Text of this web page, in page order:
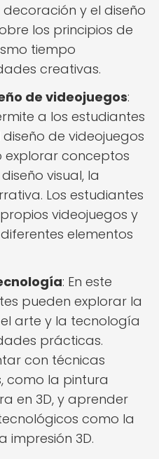
y el diseño
los principios de
tiempo
creativas.
de videojuegos:
a los estudiantes
de videojuegos
explorar conceptos
visual, la
Los estudiantes
videojuegos y
elementos
: En este
pueden explorar la
arte y la tecnología
prácticas.
con técnicas
como la pintura
en 3D, y aprender
como la
impresión 3D.